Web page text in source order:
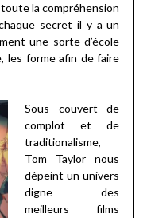
la compréhension
secret il y a un
une sorte d’école
les forme afin de faire
Sous couvert de
complot et de
traditionalisme,
Tom Taylor nous
dépeint un univers
digne des
meilleurs films